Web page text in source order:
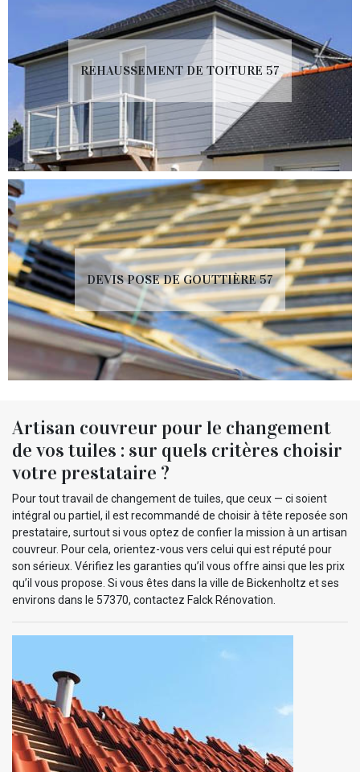
REHAUSSEMENT DE TOITURE 57
DEVIS POSE DE GOUTTIÈRE 57
Artisan couvreur pour le changement
de vos tuiles : sur quels critères choisir
votre prestataire ?
Pour tout travail de changement de tuiles, que ceux — ci soient
intégral ou partiel, il est recommandé de choisir à tête reposée son
prestataire, surtout si vous optez de confier la mission à un artisan
couvreur. Pour cela, orientez-vous vers celui qui est réputé pour
son sérieux. Vérifiez les garanties qu’il vous offre ainsi que les prix
qu’il vous propose. Si vous êtes dans la ville de Bickenholtz et ses
environs dans le 57370, contactez Falck Rénovation.